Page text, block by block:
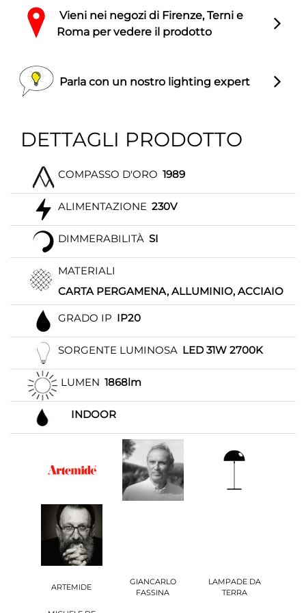
Vieni nei negozi di Firenze, Terni e
Roma per vedere il prodotto
Parla con un nostro lighting expert
DETTAGLI PRODOTTO
COMPASSO D'ORO 1989
ALIMENTAZIONE 230V
DIMMERABILITÀ SI
MATERIALI
CARTA PERGAMENA, ALLUMINIO, ACCIAIO
GRADO IP IP20
SORGENTE LUMINOSA LED 31W 2700K
LUMEN 1868lm
INDOOR
ARTEMIDE
GIANCARLO
FASSINA
LAMPADE DA
TERRA